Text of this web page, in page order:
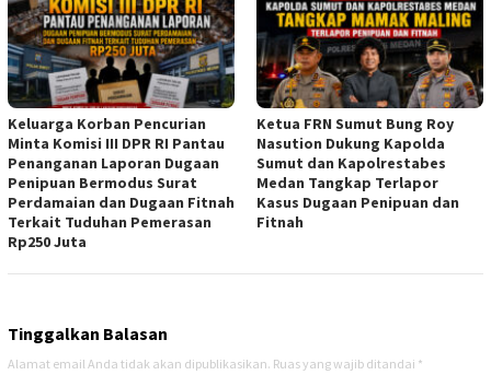
Keluarga Korban Pencurian
Minta Komisi III DPR RI Pantau
Penanganan Laporan Dugaan
Penipuan Bermodus Surat
Perdamaian dan Dugaan Fitnah
Terkait Tuduhan Pemerasan
Rp250 Juta
Ketua FRN Sumut Bung Roy
Nasution Dukung Kapolda
Sumut dan Kapolrestabes
Medan Tangkap Terlapor
Kasus Dugaan Penipuan dan
Fitnah
Tinggalkan Balasan
Alamat email Anda tidak akan dipublikasikan. Ruas yang wajib ditandai *